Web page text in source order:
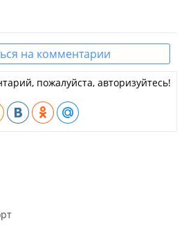
на комментарии
пожалуйста, авторизуйтесь!